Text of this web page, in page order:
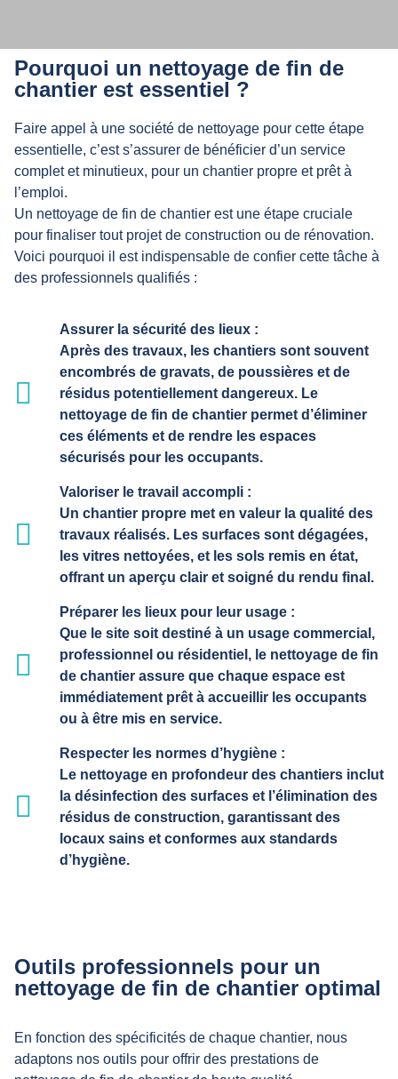
Notre entreprise intervient pour
différents types de chantiers, pour
les particuliers et les professionnels.
Pourquoi un nettoyage de fin de
chantier est essentiel ?
Faire appel à une société de nettoyage pour cette étape
essentielle, c’est s’assurer de bénéficier d’un service
complet et minutieux, pour un chantier propre et prêt à
l’emploi.
Un nettoyage de fin de chantier est une étape cruciale
pour finaliser tout projet de construction ou de rénovation.
Voici pourquoi il est indispensable de confier cette tâche à
des professionnels qualifiés :
Assurer la sécurité des lieux :
Après des travaux, les chantiers sont souvent
encombrés de gravats, de poussières et de
résidus potentiellement dangereux. Le
nettoyage de fin de chantier permet d’éliminer
ces éléments et de rendre les espaces
sécurisés pour les occupants.
Valoriser le travail accompli :
Un chantier propre met en valeur la qualité des
travaux réalisés. Les surfaces sont dégagées,
les vitres nettoyées, et les sols remis en état,
offrant un aperçu clair et soigné du rendu final.
Préparer les lieux pour leur usage :
Que le site soit destiné à un usage commercial,
professionnel ou résidentiel, le nettoyage de fin
de chantier assure que chaque espace est
immédiatement prêt à accueillir les occupants
ou à être mis en service.
Respecter les normes d’hygiène :
Le nettoyage en profondeur des chantiers inclut
la désinfection des surfaces et l’élimination des
résidus de construction, garantissant des
locaux sains et conformes aux standards
d’hygiène.
Outils professionnels pour un
nettoyage de fin de chantier optimal
En fonction des spécificités de chaque chantier, nous
adaptons nos outils pour offrir des prestations de